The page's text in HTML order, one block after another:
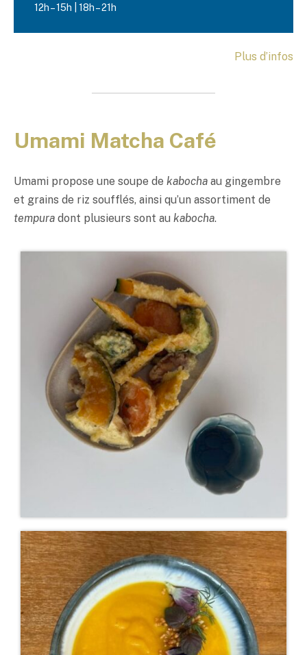
12h – 15h | 18h – 21h
Plus d’infos
Umami Matcha Café
Umami propose une soupe de kabocha au gingembre
et grains de riz soufflés, ainsi qu’un assortiment de
tempura dont plusieurs sont au kabocha.